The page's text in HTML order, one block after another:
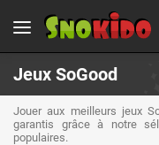
Jeux SoGood
Jouer aux meilleurs jeux
garantis grâce à notre
populaires.